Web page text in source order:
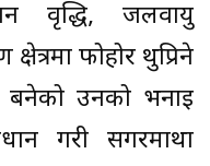
वृद्धि, जलवायु
फोहोर थुप्रिने
बनेको उनको भनाइ
गरी सगरमाथा